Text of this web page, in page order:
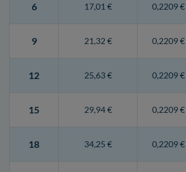
6 17,01 € 0,2209 €
9 21,32 € 0,2209 €
12 25,63 € 0,2209 €
15 29,94 € 0,2209 €
18 34,25 € 0,2209 €